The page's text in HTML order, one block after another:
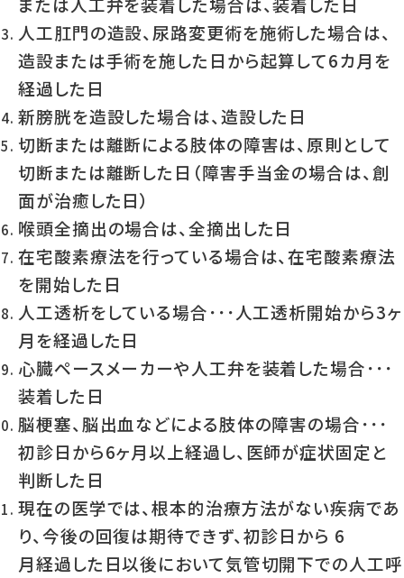
人工肛門の造設、尿路変更術を施術した場合は、
造設または手術を施した日から起算して6カ月を
経過した日
新膀胱を造設した場合は、造設した日
切断または離断による肢体の障害は、原則として
切断または離断した日（障害手当金の場合は、創
面が治癒した日）
喉頭全摘出の場合は、全摘出した日
在宅酸素療法を行っている場合は、在宅酸素療法
を開始した日
人工透析をしている場合･･･人工透析開始から3ヶ
月を経過した日
心臓ペースメーカーや人工弁を装着した場合･･･
装着した日
脳梗塞、脳出血などによる肢体の障害の場合･･･
初診日から6ヶ月以上経過し、医師が症状固定と
判断した日
現在の医学では、根本的治療方法がない疾病であ
り、今後の回復は期待できず、初診日から 6
月経過した日以後において気管切開下での人工呼